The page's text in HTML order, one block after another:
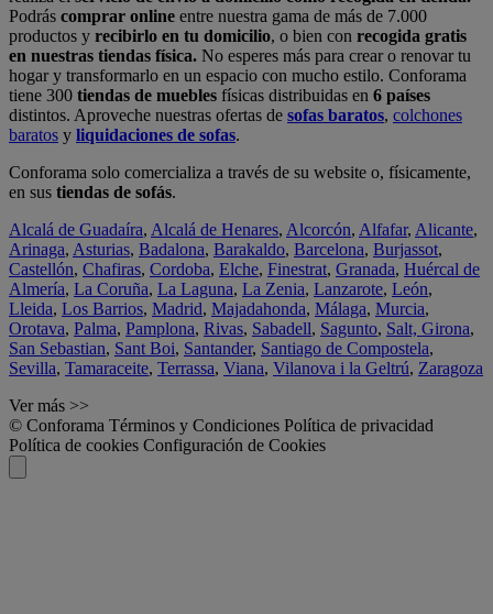
Podrás comprar online entre nuestra gama de más de 7.000
productos y recibirlo en tu domicilio, o bien con recogida gratis
en nuestras tiendas física. No esperes más para crear o renovar tu
hogar y transformarlo en un espacio con mucho estilo. Conforama
tiene 300 tiendas de muebles físicas distribuidas en 6 países
distintos. Aproveche nuestras ofertas de sofas baratos, colchones
baratos y liquidaciones de sofas.
Conforama solo comercializa a través de su website o, físicamente,
en sus tiendas de sofás.
Alcalá de Guadaíra, Alcalá de Henares, Alcorcón, Alfafar, Alicante,
Arinaga, Asturias, Badalona, Barakaldo, Barcelona, Burjassot,
Castellón, Chafiras, Cordoba, Elche, Finestrat, Granada, Huércal de
Almería, La Coruña, La Laguna, La Zenia, Lanzarote, León,
Lleida, Los Barrios, Madrid, Majadahonda, Málaga, Murcia,
Orotava, Palma, Pamplona, Rivas, Sabadell, Sagunto, Salt, Girona,
San Sebastian, Sant Boi, Santander, Santiago de Compostela,
Sevilla, Tamaraceite, Terrassa, Viana, Vilanova i la Geltrú, Zaragoza
Ver más >>
© Conforama Términos y Condiciones Política de privacidad
Política de cookies Configuración de Cookies